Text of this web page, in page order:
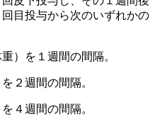
目投与から次のいずれかの
）を１週間の間隔。
２週間の間隔。
４週間の間隔。